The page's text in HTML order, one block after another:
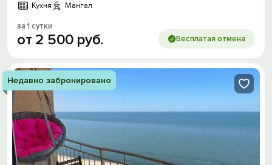
Кухня
Мангал
за 1 сутки
от 2 500 руб. Бесплатая отмена
Недавно забронировано